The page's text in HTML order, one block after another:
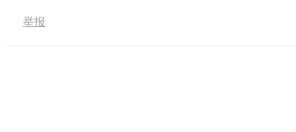
举报